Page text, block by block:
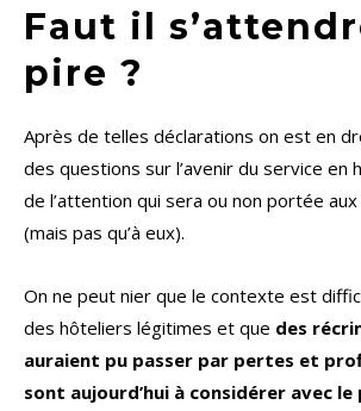
Faut il
pire ?
Après de telles déclarations on est en
des questions sur l’avenir du service en
de l’attention qui sera ou non portée
(mais pas qu’à eux).
On ne peut nier que le contexte est
des hôteliers légitimes et que des
auraient pu passer par pertes et
sont aujourd’hui à considérer avec le